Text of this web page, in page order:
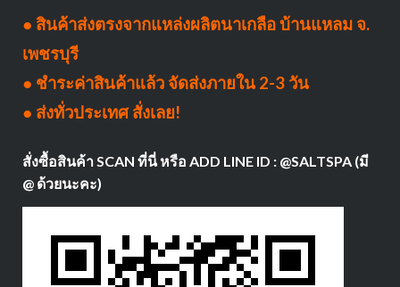
● สินค้าส่งตรงจากแหล่งผลิตนาเกลือ บ้านแหลม จ.
เพชรบุรี
● ชำระค่าสินค้าแล้ว จัดส่งภายใน 2-3 วัน
● ส่งทั่วประเทศ สั่งเลย!
สั่งซื้อสินค้า SCAN ที่นี่ หรือ ADD LINE ID : @SALTSPA (มี
@ ด้วยนะคะ)